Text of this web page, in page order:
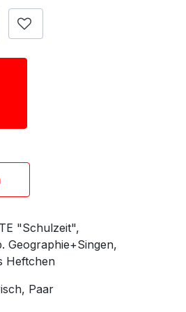
"Schulzeit",
Geographie+Singen,
Heftchen
Paar